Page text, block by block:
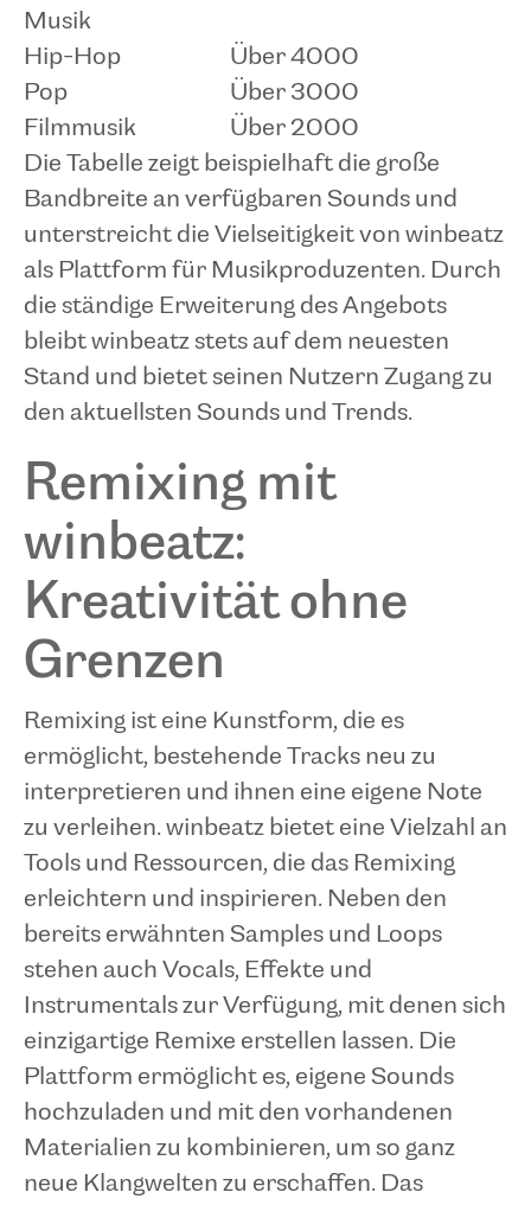
Musik
Hip-Hop
Über 4000
Pop
Über 3000
Filmmusik
Über 2000
Die Tabelle zeigt beispielhaft die große
Bandbreite an verfügbaren Sounds und
unterstreicht die Vielseitigkeit von winbeatz
als Plattform für Musikproduzenten. Durch
die ständige Erweiterung des Angebots
bleibt winbeatz stets auf dem neuesten
Stand und bietet seinen Nutzern Zugang zu
den aktuellsten Sounds und Trends.
Remixing mit
winbeatz:
Kreativität ohne
Grenzen
Remixing ist eine Kunstform, die es
ermöglicht, bestehende Tracks neu zu
interpretieren und ihnen eine eigene Note
zu verleihen. winbeatz bietet eine Vielzahl an
Tools und Ressourcen, die das Remixing
erleichtern und inspirieren. Neben den
bereits erwähnten Samples und Loops
stehen auch Vocals, Effekte und
Instrumentals zur Verfügung, mit denen sich
einzigartige Remixe erstellen lassen. Die
Plattform ermöglicht es, eigene Sounds
hochzuladen und mit den vorhandenen
Materialien zu kombinieren, um so ganz
neue Klangwelten zu erschaffen. Das